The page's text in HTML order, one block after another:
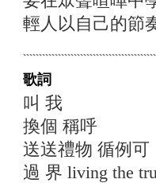
輕人以自己的節
歌詞
叫 我
換個 稱呼
送送禮物 循例可
過 界 living the